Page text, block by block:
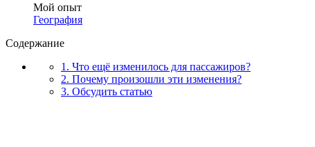
Мой опыт
География
Содержание
1. Что ещё изменилось для пассажиров?
2. Почему произошли эти изменения?
3. Обсудить статью